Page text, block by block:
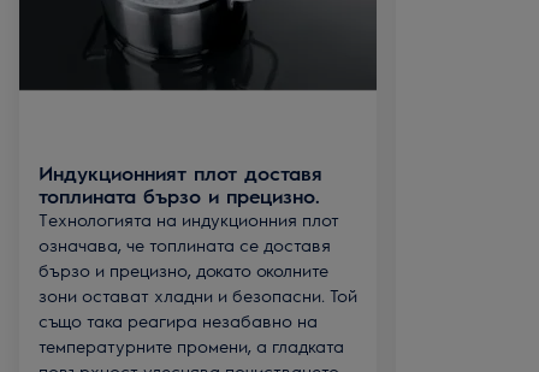
Индукционният плот доставя
топлината бързо и прецизно.
Технологията на индукционния плот
означава, че топлината се доставя
бързо и прецизно, докато околните
зони остават хладни и безопасни. Той
също така реагира незабавно на
температурните промени, а гладката